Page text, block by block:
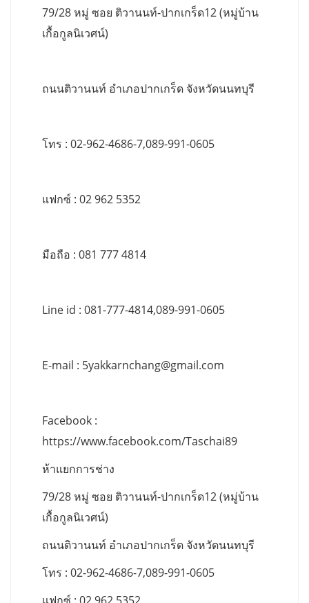
79/28 หมู่ ซอย ติวานนท์-ปากเกร็ด12 (หมู่บ้าน
เกื้อกูลนิเวศน์)
ถนนติวานนท์ อำเภอปากเกร็ด จังหวัดนนทบุรี
โทร : 02-962-4686-7,089-991-0605
แฟกซ์ : 02 962 5352
มือถือ : 081 777 4814
Line id : 081-777-4814,089-991-0605
E-mail : 5yakkarnchang@gmail.com
Facebook :
https://www.facebook.com/Taschai89
ห้าแยกการช่าง
79/28 หมู่ ซอย ติวานนท์-ปากเกร็ด12 (หมู่บ้าน
เกื้อกูลนิเวศน์)
ถนนติวานนท์ อำเภอปากเกร็ด จังหวัดนนทบุรี
โทร : 02-962-4686-7,089-991-0605